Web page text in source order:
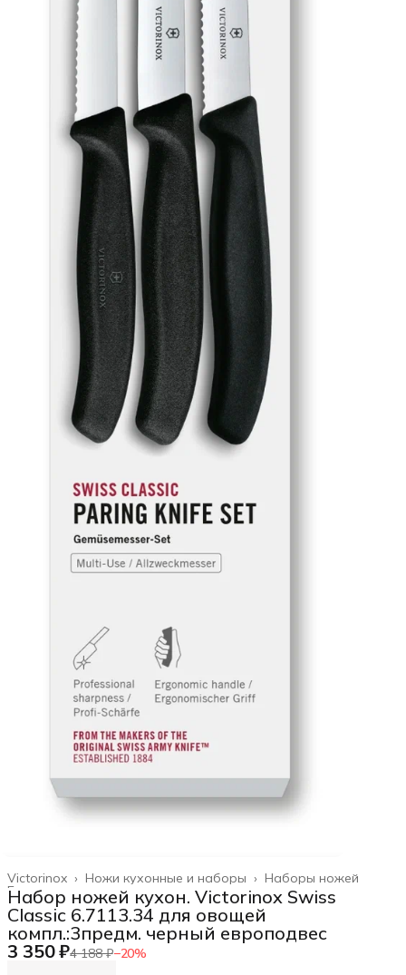
Наборы ножей
Ножи кухонные и наборы ›
Victorinox ›
Главная
Набор ножей кухон. Victorinox Swiss
Classic 6.7113.34 для овощей
компл.:3предм. черный европодвес
3 350 ₽4 188 ₽−20%